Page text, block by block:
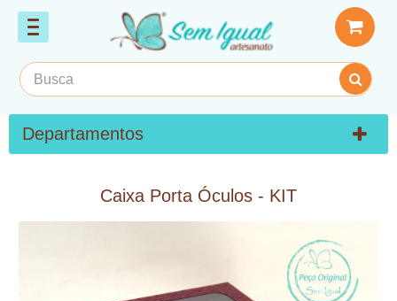
Departamentos
Caixa Porta Óculos - KIT